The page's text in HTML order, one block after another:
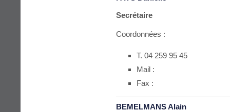
Secrétaire
Coordonnées :
T. 04 259 95 45
Mail :
Fax :
BEMELMANS Alain